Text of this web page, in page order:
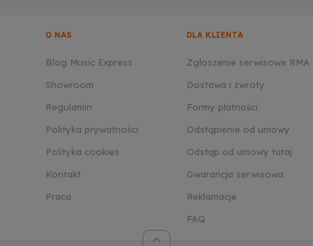
O NAS
Blog Music Express
Showroom
Regulamin
Polityka prywatności
Polityka cookies
Kontakt
Praca
DLA KLIENTA
Zgłoszenie serwisowe RMA
Dostawa i zwroty
Formy płatności
Odstąpienie od umowy
Odstąp od umowy tutaj
Gwarancja serwisowa
Reklamacje
FAQ